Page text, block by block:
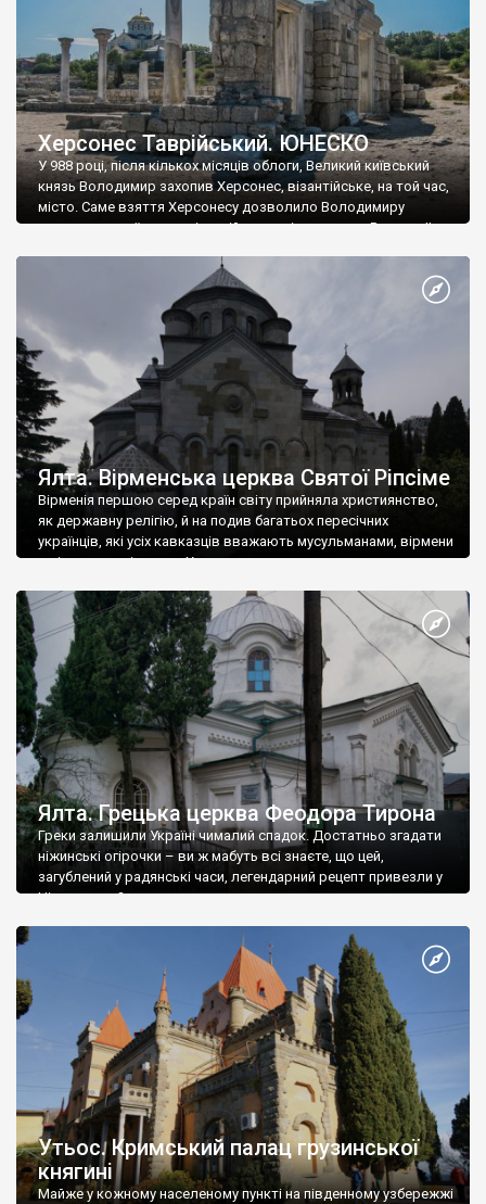
Херсонес Таврійський. ЮНЕСКО
У 988 році, після кількох місяців облоги, Великий київський
князь Володимир захопив Херсонес, візантійське, на той час,
місто. Саме взяття Херсонесу дозволило Володимиру
диктувати свої умови візантійському імператору Василю ІІ, та
Херсонесі Володимир-язичник, став Василем-християнином.
А потім було Хрещення Русі. На честь Херсонесу Таврійського
Ялта. Вірменська церква Святої Ріпсіме
Вірменія першою серед країн світу прийняла християнство,
як державну релігію, й на подив багатьох пересічних
українців, які усіх кавказців вважають мусульманами, вірмени
є відданими вірянами Христа
Ялта. Грецька церква Феодора Тирона
Греки залишили Україні чималий спадок. Достатньо згадати
ніжинські огірочки – ви ж мабуть всі знаєте, що цей,
загублений у радянські часи, легендарний рецепт привезли у
Ніжин греки?
Утьос. Кримський палац грузинської
княгині
Майже у кожному населеному пункті на південному узбережжі